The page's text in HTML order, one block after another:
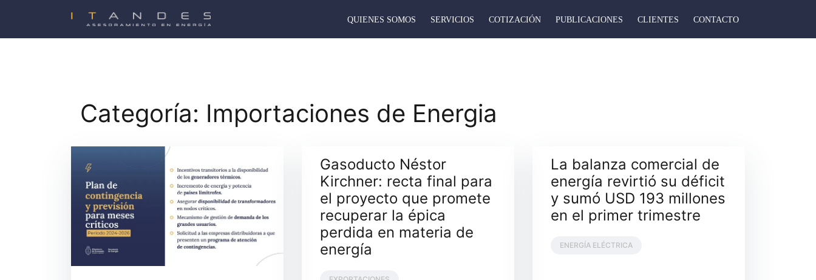
QUIENES SOMOS SERVICIOS COTIZACIÓN PUBLICACIONES CLIENTES CONTACTO
Categoría: Importaciones de Energia
Gasoducto Néstor
Kirchner: recta final para
el proyecto que promete
recuperar la épica
perdida en materia de
energía
La balanza comercial de
energía revirtió su déficit
y sumó USD 193 millones
en el primer trimestre
ENERGÍA ELÉCTRICA